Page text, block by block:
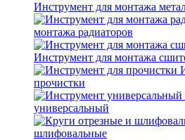
Инструмент для монтажа
монтажа радиаторов
Инструмент для монтажа
прочистки
универсальный
шлифовальные